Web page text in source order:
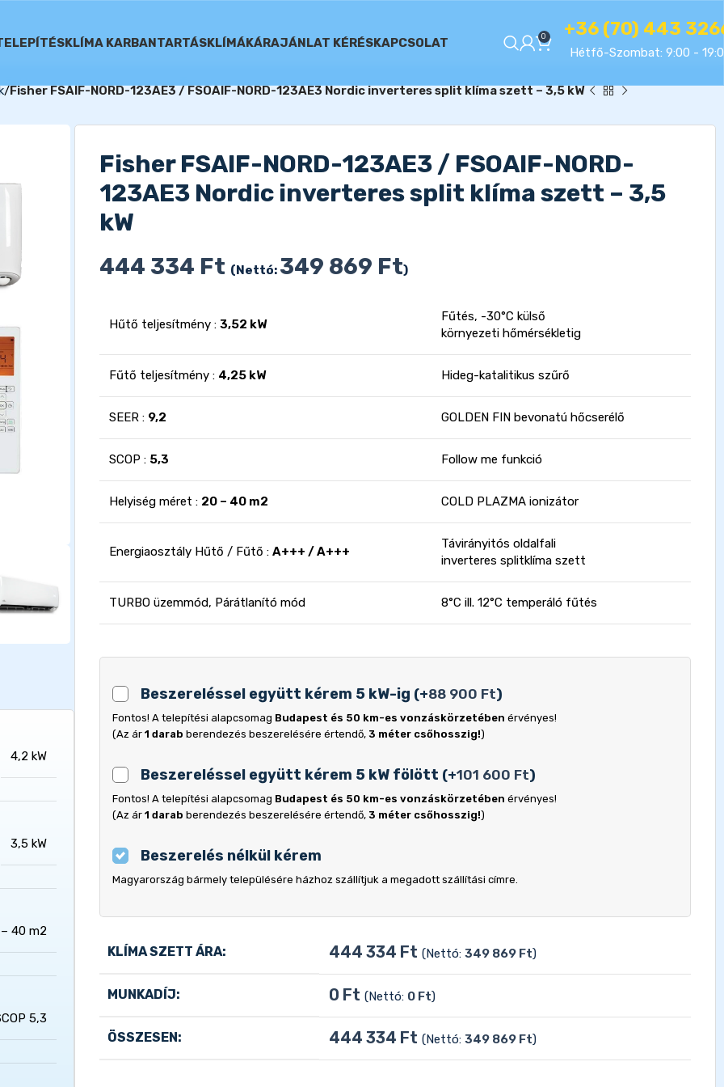
KLÍMA KARBANTARTÁSKLÍMÁKÁRAJÁNLAT KÉRÉSKAPCSOLAT 0 +36 (70) 443
Hétfő-Szombat: 9:00 -
Fisher FSAIF-NORD-123AE3 / FSOAIF-NORD-123AE3 Nordic inverteres split klíma szett – 3,5 kW
4,2 kW
3,5 kW
40 m2
5,3
Fisher FSAIF-NORD-123AE3 / FSOAIF-NORD-
123AE3 Nordic inverteres split klíma szett – 3,5
kW
444 334 Ft (Nettó: 349 869 Ft)
Hűtő teljesítmény : 3,52 kW
Fűtés, -30°C külső
környezeti hőmérsékletig
Fűtő teljesítmény : 4,25 kW Hideg-katalitikus szűrő
SEER : 9,2 GOLDEN FIN bevonatú hőcserélő
SCOP : 5,3 Follow me funkció
Helyiség méret : 20 – 40 m2 COLD PLAZMA ionizátor
Energiaosztály Hűtő / Fűtő : A+++ / A+++
Távirányitós oldalfali
inverteres splitklíma szett
TURBO üzemmód, Párátlanító mód 8°C ill. 12°C temperáló fűtés
Beszereléssel együtt kérem 5 kW-ig (+88 900 Ft)
Fontos! A telepítési alapcsomag Budapest és 50 km-es vonzáskörzetében érvényes!
(Az ár 1 darab berendezés beszerelésére értendő, 3 méter csőhosszig!)
Beszereléssel együtt kérem 5 kW fölött (+101 600 Ft)
Fontos! A telepítési alapcsomag Budapest és 50 km-es vonzáskörzetében érvényes!
(Az ár 1 darab berendezés beszerelésére értendő, 3 méter csőhosszig!)
Beszerelés nélkül kérem
Magyarország bármely településére házhoz szállítjuk a megadott szállítási címre.
KLÍMA SZETT ÁRA: 444 334 Ft (Nettó: 349 869 Ft)
MUNKADÍJ: 0 Ft (Nettó: 0 Ft)
ÖSSZESEN: 444 334 Ft (Nettó: 349 869 Ft)